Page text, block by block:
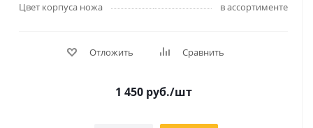
Цвет корпуса ножа
в ассортименте
Отложить Сравнить
1 450 руб./шт